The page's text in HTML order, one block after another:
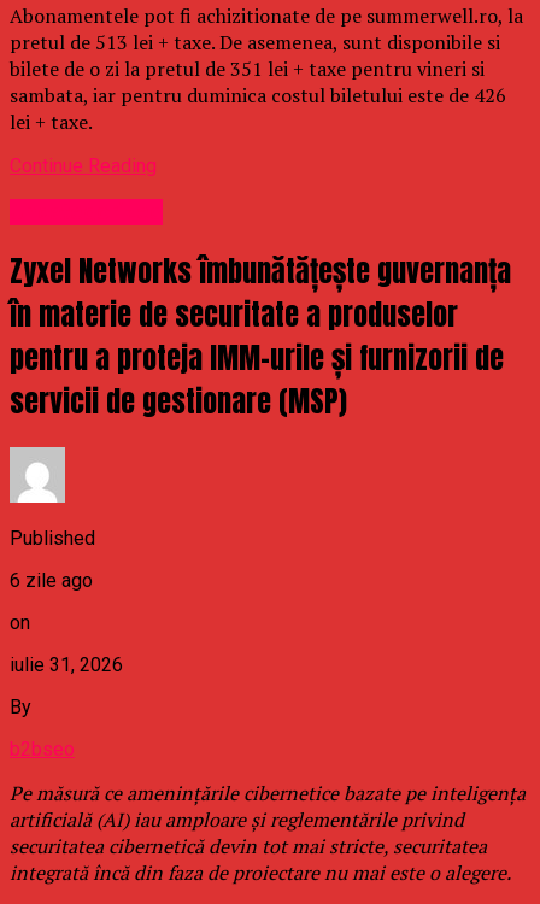
Abonamentele pot fi achizitionate de pe summerwell.ro, la
pretul de 513 lei + taxe. De asemenea, sunt disponibile si
bilete de o zi la pretul de 351 lei + taxe pentru vineri si
sambata, iar pentru duminica costul biletului este de 426
lei + taxe.
Continue Reading
Zyxel Networks îmbunătățește guvernanța
în materie de securitate a produselor
pentru a proteja IMM-urile și furnizorii de
servicii de gestionare (MSP)
Published
6 zile ago
on
iulie 31, 2026
By
b2bseo
Pe măsură ce amenințările cibernetice bazate pe inteligența
artificială (AI) iau amploare și reglementările privind
securitatea cibernetică devin tot mai stricte, securitatea
integrată încă din faza de proiectare nu mai este o alegere.